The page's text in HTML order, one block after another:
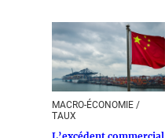
MACRO-ÉCONOMIE /
TAUX